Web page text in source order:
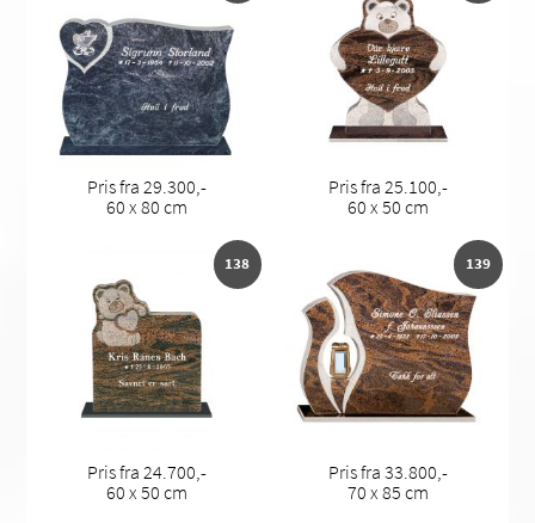
Pris fra 29.300,-
60 x 80 cm
Pris fra 25.100,-
60 x 50 cm
138
Pris fra 24.700,-
60 x 50 cm
139
Pris fra 33.800,-
70 x 85 cm